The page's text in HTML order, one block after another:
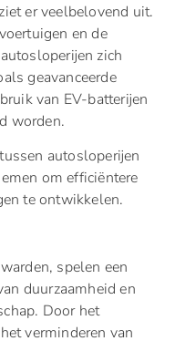
er veelbelovend uit.
en de
zich
geavanceerde
van EV-batterijen
worden.
autosloperijen
om efficiëntere
te ontwikkelen.
spelen een
duurzaamheid en
Door het
verminderen van